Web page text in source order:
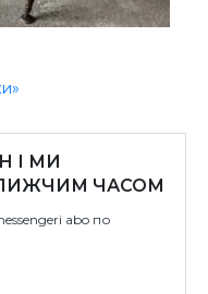
І МИ
ЧАСОМ
abo по